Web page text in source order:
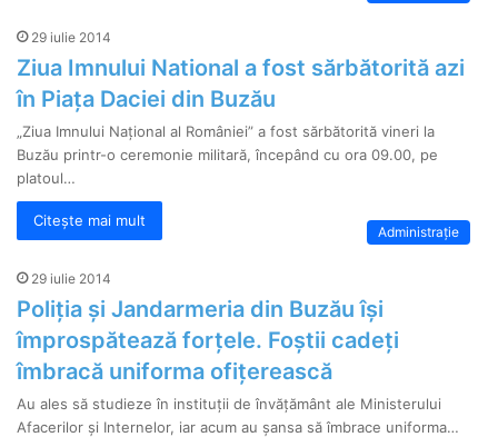
29 iulie 2014
Ziua Imnului National a fost sărbătorită azi
în Piața Daciei din Buzău
„Ziua Imnului Naţional al României” a fost sărbătorită vineri la
Buzău printr-o ceremonie militară, începând cu ora 09.00, pe
platoul…
Citește mai mult
Administrație
29 iulie 2014
Poliția și Jandarmeria din Buzău își
împrospătează forțele. Foștii cadeți
îmbracă uniforma ofițerească
Au ales să studieze în instituții de învățământ ale Ministerului
Afacerilor și Internelor, iar acum au șansa să îmbrace uniforma…